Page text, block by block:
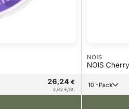
26,24 €
2,62 €/St.
NOIS
NOIS
10 -Pack